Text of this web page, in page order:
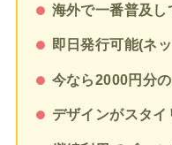
海外で一番普及
即日発行可能(ネ
今なら2000円分
デザインがスタイ